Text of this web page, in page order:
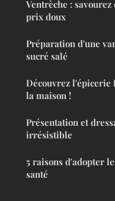
Ventrèche :
prix doux
Préparation d'une
sucré salé
Découvrez l'épicerie
la maison !
Présentation et
irrésistible
5 raisons d'adopter
santé